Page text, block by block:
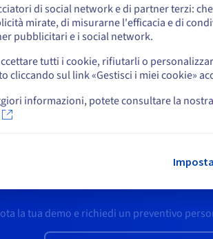
Demo e preventivi
la tua demo e richiedi un preventivo
sul sito web attuale
un altro sito web
di social network e di partner terzi:
mirate, di misurarne l'efficacia e di
pubblicitari e i social network.
tutti i cookie, rifiutarli o
cliccando sul link «Gestisci i miei cookie»
informazioni, potete consultare la nostra